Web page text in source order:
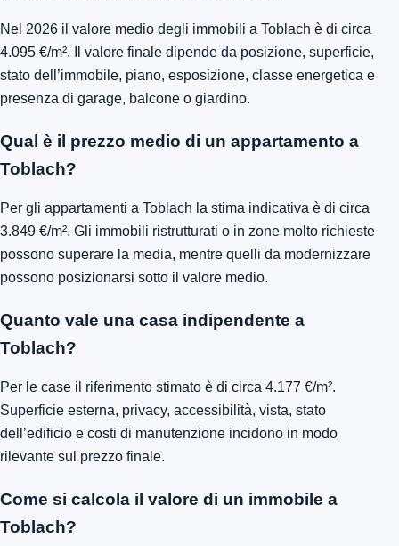
Nel 2026 il valore medio degli immobili a Toblach è di circa
4.095 €/m². Il valore finale dipende da posizione, superficie,
stato dell’immobile, piano, esposizione, classe energetica e
presenza di garage, balcone o giardino.
Qual è il prezzo medio di un appartamento a
Toblach?
Per gli appartamenti a Toblach la stima indicativa è di circa
3.849 €/m². Gli immobili ristrutturati o in zone molto richieste
possono superare la media, mentre quelli da modernizzare
possono posizionarsi sotto il valore medio.
Quanto vale una casa indipendente a
Toblach?
Per le case il riferimento stimato è di circa 4.177 €/m².
Superficie esterna, privacy, accessibilità, vista, stato
dell’edificio e costi di manutenzione incidono in modo
rilevante sul prezzo finale.
Come si calcola il valore di un immobile a
Toblach?